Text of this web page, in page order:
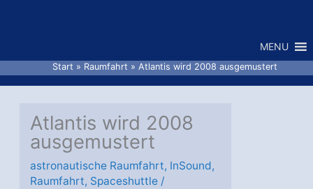
MENU
Start Raumfahrt Atlantis wird 2008 ausgemustert
Atlantis wird 2008
ausgemustert
astronautische Raumfahrt, InSound,
Raumfahrt, Spaceshuttle /